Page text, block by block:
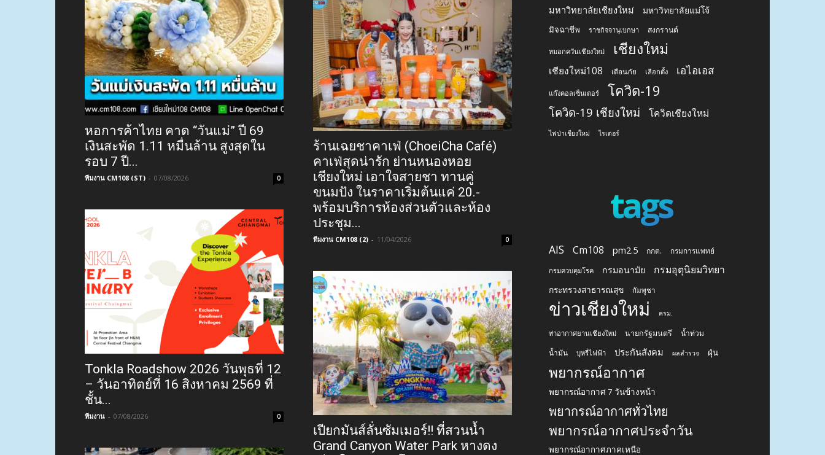
หอการค้าไทย คาด “วันแม่” ปี 69
เงินสะพัด 1.11 หมื่นล้าน สูงสุดใน
รอบ 7 ปี...
ทีมงาน CM108 (ST) - 07/08/2026 0
Tonkla Roadshow 2026 วันพุธที่ 12
– วันอาทิตย์ที่ 16 สิงหาคม 2569 ที่
ชั้น...
ทีมงาน - 07/08/2026 0
ร้านเฉยชาคาเฟ่ (ChoeiCha Café)
คาเฟ่สุดน่ารัก ย่านหนองหอย
เชียงใหม่ เอาใจสายชา ทานคู่
ขนมปัง ในราคาเริ่มต้นแค่ 20.-
พร้อมบริการห้องส่วนตัวและห้อง
ประชุม...
ทีมงาน CM108 (2) - 11/04/2026 0
เปียกมันส์ลั่นซัมเมอร์!! ที่สวนน้ำ
Grand Canyon Water Park หางดง
มหาวิทยาลัยเชียงใหม่ มหาวิทยาลัยแม่โจ้
มิจฉาชีพ ราชกิจจานุเบกษา สงกรานต์
หมอกควันเชียงใหม่ เชียงใหม่
เชียงใหม่108 เตือนภัย เลือกตั้ง เอไอเอส
แก๊งคอลเซ็นเตอร์ โควิด-19
โควิด-19 เชียงใหม่ โควิดเชียงใหม่
ไฟป่าเชียงใหม่ ไรเดอร์
tags
AIS Cm108 pm2.5 กกต. กรมการแพทย์
กรมควบคุมโรค กรมอนามัย กรมอุตุนิยมวิทยา
กระทรวงสาธารณสุข กัมพูชา
ข่าวเชียงใหม่ ครม.
ท่าอากาศยานเชียงใหม่ นายกรัฐมนตรี น้ำท่วม
น้ำมัน บุหรี่ไฟฟ้า ประกันสังคม ผลสำรวจ ฝุ่น
พยากรณ์อากาศ
พยากรณ์อากาศ 7 วันข้างหน้า
พยากรณ์อากาศทั่วไทย
พยากรณ์อากาศประจำวัน
พยากรณ์อากาศภาคเหนือ